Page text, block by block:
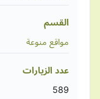
القسم
مواقع منوعة
عدد الزيارات
589